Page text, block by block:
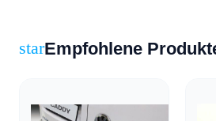
starEmpfohlene